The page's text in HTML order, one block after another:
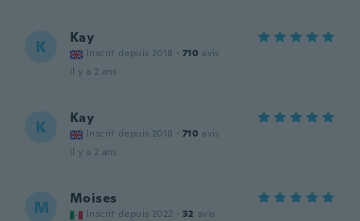
K Kay
Inscrit depuis 2018 · 710 avis
il y a 2 ans
K Kay
Inscrit depuis 2018 · 710 avis
il y a 2 ans
M Moises
Inscrit depuis 2022 · 32 avis